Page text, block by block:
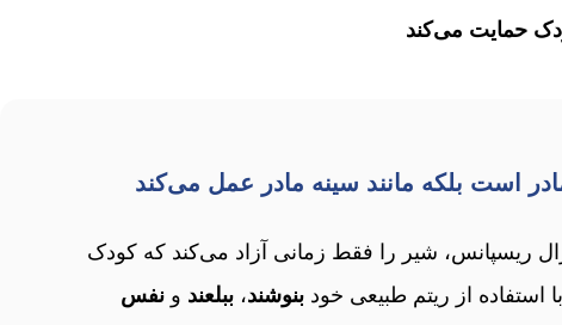
حمایت می‌کند
است بلکه مانند سینه مادر عمل می‌کند
ریسپانس، شیر را فقط زمانی آزاد می‌کند که کودک
استفاده از ریتم طبیعی خود بنوشند،ببلعند ونفس